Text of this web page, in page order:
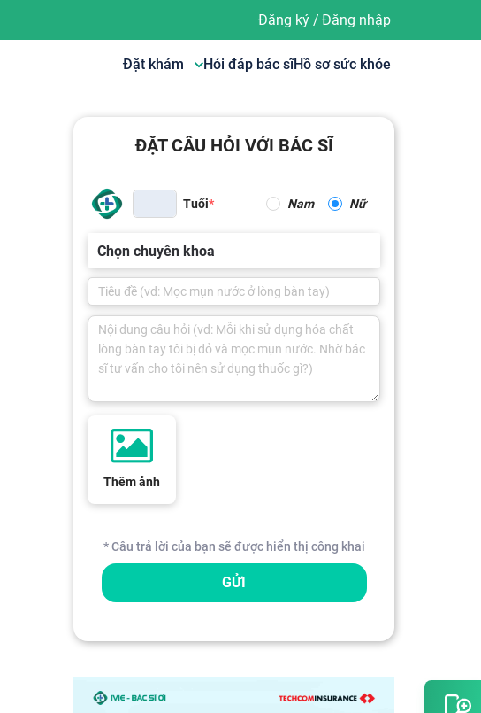
Đăng ký/ Đăng nhập
Đặt khám Hỏi đáp bác sĩHồ sơ sức khỏe
ĐẶT CÂU HỎI VỚI BÁC SĨ
Tuổi Nam Nữ
Chọn chuyên khoa
Thêm ảnh
* Câu trả lời của bạn sẽ được hiển thị công khai
GỬI